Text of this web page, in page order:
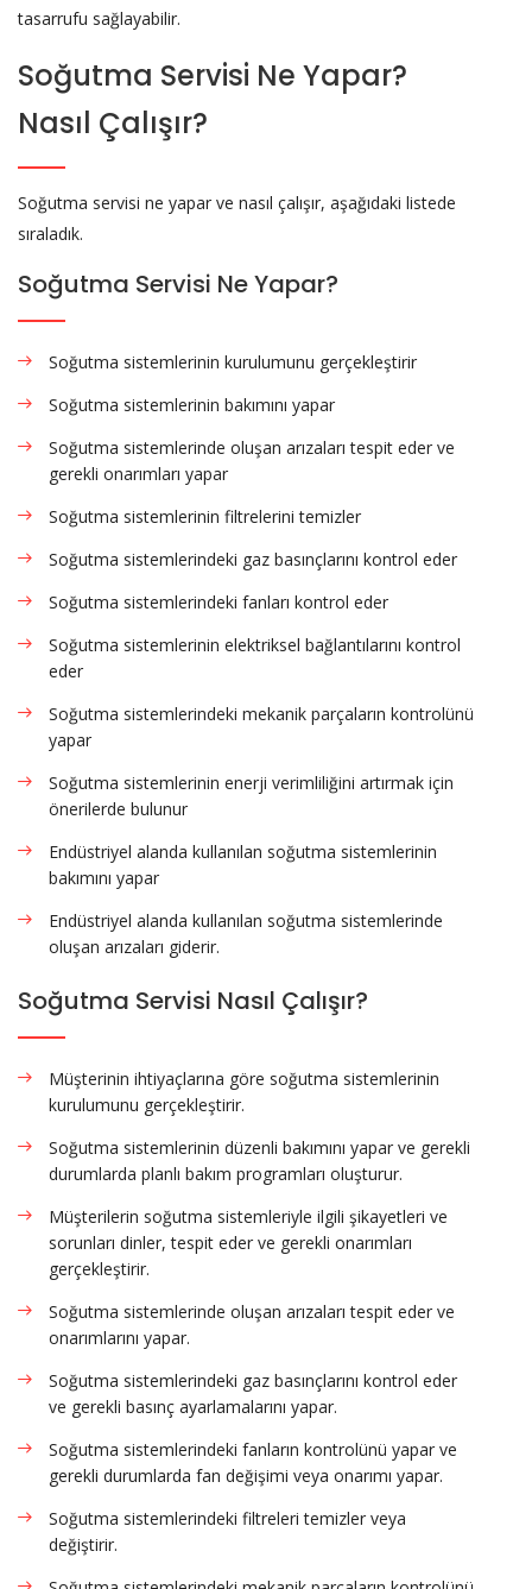
tasarrufu sağlayabilir.
Soğutma Servisi Ne Yapar?
Nasıl Çalışır?
Soğutma servisi ne yapar ve nasıl çalışır, aşağıdaki listede
sıraladık.
Soğutma Servisi Ne Yapar?
Soğutma sistemlerinin kurulumunu gerçekleştirir
Soğutma sistemlerinin bakımını yapar
Soğutma sistemlerinde oluşan arızaları tespit eder ve
gerekli onarımları yapar
Soğutma sistemlerinin filtrelerini temizler
Soğutma sistemlerindeki gaz basınçlarını kontrol eder
Soğutma sistemlerindeki fanları kontrol eder
Soğutma sistemlerinin elektriksel bağlantılarını kontrol
eder
Soğutma sistemlerindeki mekanik parçaların kontrolünü
yapar
Soğutma sistemlerinin enerji verimliliğini artırmak için
önerilerde bulunur
Endüstriyel alanda kullanılan soğutma sistemlerinin
bakımını yapar
Endüstriyel alanda kullanılan soğutma sistemlerinde
oluşan arızaları giderir.
Soğutma Servisi Nasıl Çalışır?
Müşterinin ihtiyaçlarına göre soğutma sistemlerinin
kurulumunu gerçekleştirir.
Soğutma sistemlerinin düzenli bakımını yapar ve gerekli
durumlarda planlı bakım programları oluşturur.
Müşterilerin soğutma sistemleriyle ilgili şikayetleri ve
sorunları dinler, tespit eder ve gerekli onarımları
gerçekleştirir.
Soğutma sistemlerinde oluşan arızaları tespit eder ve
onarımlarını yapar.
Soğutma sistemlerindeki gaz basınçlarını kontrol eder
ve gerekli basınç ayarlamalarını yapar.
Soğutma sistemlerindeki fanların kontrolünü yapar ve
gerekli durumlarda fan değişimi veya onarımı yapar.
Soğutma sistemlerindeki filtreleri temizler veya
değiştirir.